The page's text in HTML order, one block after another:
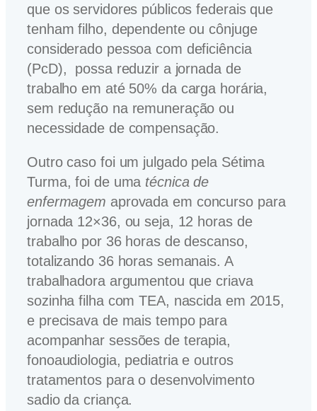
que os servidores públicos federais que
tenham filho, dependente ou cônjuge
considerado pessoa com deficiência
(PcD), possa reduzir a jornada de
trabalho em até 50% da carga horária,
sem redução na remuneração ou
necessidade de compensação.
Outro caso foi um julgado pela Sétima
Turma, foi de uma técnica de
enfermagem aprovada em concurso para
jornada 12×36, ou seja, 12 horas de
trabalho por 36 horas de descanso,
totalizando 36 horas semanais. A
trabalhadora argumentou que criava
sozinha filha com TEA, nascida em 2015,
e precisava de mais tempo para
acompanhar sessões de terapia,
fonoaudiologia, pediatria e outros
tratamentos para o desenvolvimento
sadio da criança.